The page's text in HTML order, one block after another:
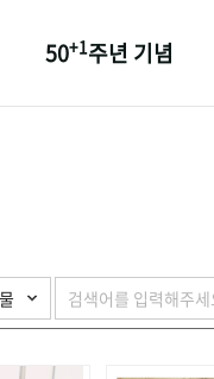
50+1주년 기념
세계와 함께 한 KIHASA